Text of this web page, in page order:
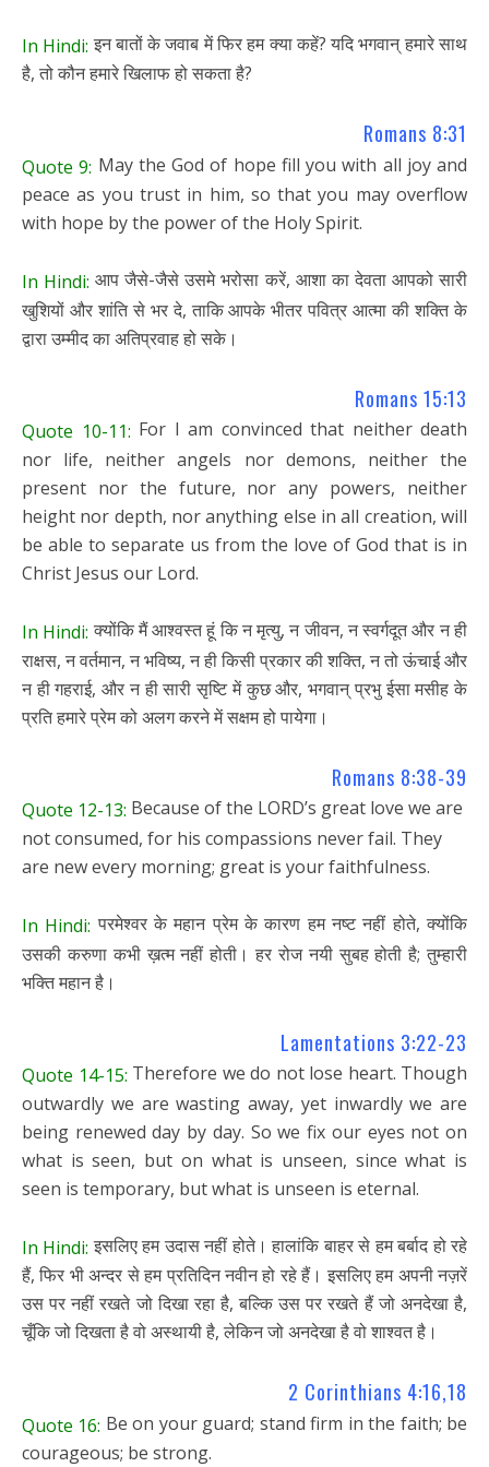
In Hindi: इन बातों के जवाब में फिर हम क्या कहें? यदि भगवान् हमारे साथ
है, तो कौन हमारे खिलाफ हो सकता है?
Romans 8:31
Quote 9: May the God of hope fill you with all joy and
peace as you trust in him, so that you may overflow
with hope by the power of the Holy Spirit.
In Hindi: आप जैसे-जैसे उसमे भरोसा करें, आशा का देवता आपको सारी
खुशियों और शांति से भर दे, ताकि आपके भीतर पवित्र आत्मा की शक्ति के
द्वारा उम्मीद का अतिप्रवाह हो सके।
Romans 15:13
Quote 10-11: For I am convinced that neither death
nor life, neither angels nor demons, neither the
present nor the future, nor any powers, neither
height nor depth, nor anything else in all creation, will
be able to separate us from the love of God that is in
Christ Jesus our Lord.
In Hindi: क्योंकि मैं आश्वस्त हूं कि न मृत्यु, न जीवन, न स्वर्गदूत और न ही
राक्षस, न वर्तमान, न भविष्य, न ही किसी प्रकार की शक्ति, न तो ऊंचाई और
न ही गहराई, और न ही सारी सृष्टि में कुछ और, भगवान् प्रभु ईसा मसीह के
प्रति हमारे प्रेम को अलग करने में सक्षम हो पायेगा।
Romans 8:38-39
Quote 12-13: Because of the LORD’s great love we are
not consumed, for his compassions never fail. They
are new every morning; great is your faithfulness.
In Hindi: परमेश्वर के महान प्रेम के कारण हम नष्ट नहीं होते, क्योंकि
उसकी करुणा कभी ख़त्म नहीं होती। हर रोज नयी सुबह होती है; तुम्हारी
भक्ति महान है।
Lamentations 3:22-23
Quote 14-15: Therefore we do not lose heart. Though
outwardly we are wasting away, yet inwardly we are
being renewed day by day. So we fix our eyes not on
what is seen, but on what is unseen, since what is
seen is temporary, but what is unseen is eternal.
In Hindi: इसलिए हम उदास नहीं होते। हालांकि बाहर से हम बर्बाद हो रहे
हैं, फिर भी अन्दर से हम प्रतिदिन नवीन हो रहे हैं। इसलिए हम अपनी नज़रें
उस पर नहीं रखते जो दिखा रहा है, बल्कि उस पर रखते हैं जो अनदेखा है,
चूँकि जो दिखता है वो अस्थायी है, लेकिन जो अनदेखा है वो शाश्वत है।
2 Corinthians 4:16,18
Quote 16: Be on your guard; stand firm in the faith; be
courageous; be strong.